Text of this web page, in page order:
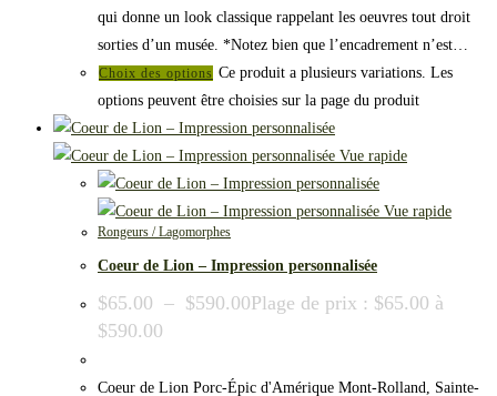
qui donne un look classique rappelant les oeuvres tout droit
sorties d’un musée. *Notez bien que l’encadrement n’est…
Choix des options Ce produit a plusieurs variations. Les
options peuvent être choisies sur la page du produit
Vue rapide
Vue rapide
Rongeurs / Lagomorphes
Coeur de Lion – Impression personnalisée
$65.00 – $590.00Plage de prix : $65.00 à
$590.00
Coeur de Lion Porc-Épic d'Amérique Mont-Rolland, Sainte-